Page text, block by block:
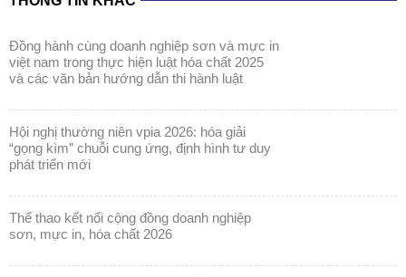
đồng hành cùng doanh nghiệp sơn và mực in
việt nam trong thực hiện luật hóa chất 2025
và các văn bản hướng dẫn thi hành luật
hội nghị thường niên vpia 2026: hóa giải
“gọng kìm” chuỗi cung ứng, định hình tư duy
phát triển mới
thể thao kết nối cộng đồng doanh nghiệp
sơn, mực in, hóa chất 2026